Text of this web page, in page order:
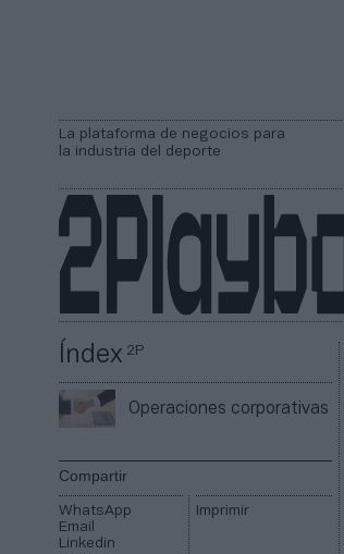
La plataforma de negocios para
la industria del deporte
Índex2P
Operaciones corporativas
Compartir
WhatsApp
Email
Linkedin
Imprimir